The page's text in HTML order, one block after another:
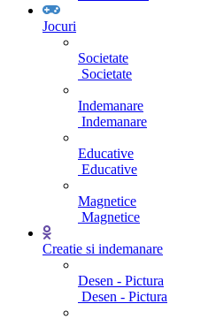
Jocuri
Societate
Societate
Indemanare
Indemanare
Educative
Educative
Magnetice
Magnetice
Creatie si indemanare
Desen - Pictura
Desen - Pictura